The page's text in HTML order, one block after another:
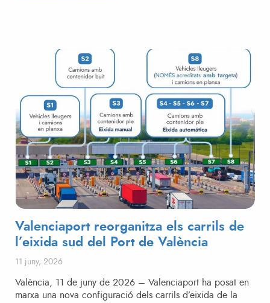
Valenciaport reorganitza els carrils de
l’eixida sud del Port de València
Posted on
11 juny, 2026
València, 11 de juny de 2026 – Valenciaport ha posat en
marxa una nova configuració dels carrils d’eixida de la